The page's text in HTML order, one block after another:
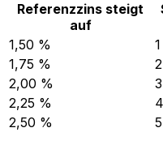
Referenzzins steigt
auf
1,50 %
1,75 %
2,00 %
2,25 %
2,50 %